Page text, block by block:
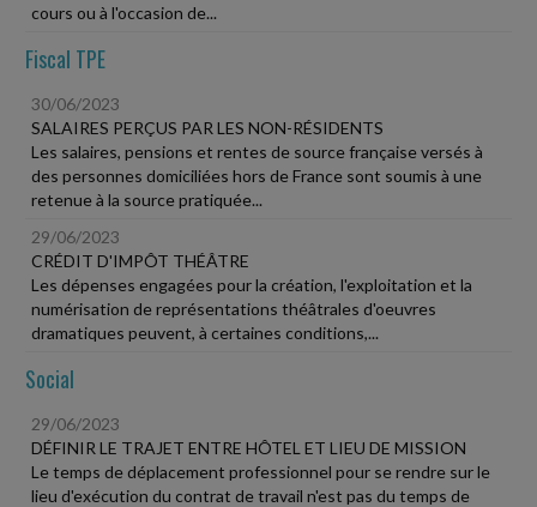
cours ou à l'occasion de...
Fiscal TPE
30/06/2023
SALAIRES PERÇUS PAR LES NON-RÉSIDENTS
Les salaires, pensions et rentes de source française versés à
des personnes domiciliées hors de France sont soumis à une
retenue à la source pratiquée...
29/06/2023
CRÉDIT D'IMPÔT THÉÂTRE
Les dépenses engagées pour la création, l'exploitation et la
numérisation de représentations théâtrales d'oeuvres
dramatiques peuvent, à certaines conditions,...
Social
29/06/2023
DÉFINIR LE TRAJET ENTRE HÔTEL ET LIEU DE MISSION
Le temps de déplacement professionnel pour se rendre sur le
lieu d'exécution du contrat de travail n'est pas du temps de